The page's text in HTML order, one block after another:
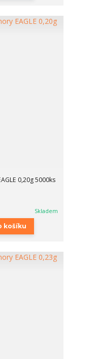
0,20g 5000ks
Skladem
košíku